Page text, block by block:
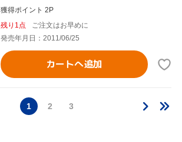
獲得ポイント 2P
残り1点
ご注文はお早めに
発売年月日：2011/06/25
カートへ追加
1 2 3